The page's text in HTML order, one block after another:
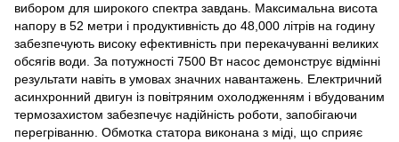
вибором для широкого спектра завдань. Максимальна висота
напору в 52 метри і продуктивність до 48,000 літрів на годину
забезпечують високу ефективність при перекачуванні великих
обсягів води. За потужності 7500 Вт насос демонструє відмінні
результати навіть в умовах значних навантажень. Електричний
асинхронний двигун із повітряним охолодженням і вбудованим
термозахистом забезпечує надійність роботи, запобігаючи
перегріванню. Обмотка статора виконана з міді, що сприяє